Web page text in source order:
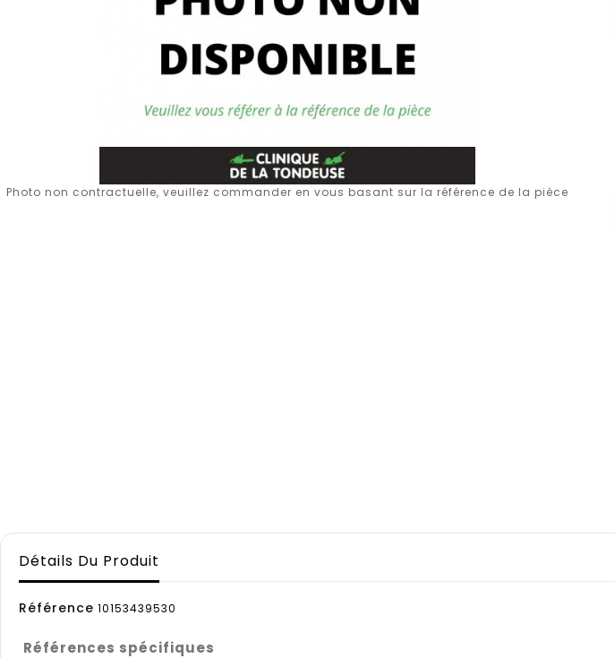
Photo non contractuelle, veuillez commander en vous basant sur la référence de la pièce
Détails Du Produit
Référence 10153439530
Références spécifiques